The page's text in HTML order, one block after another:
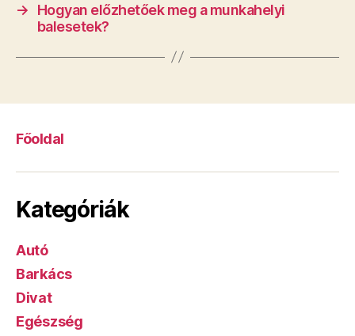
→
Hogyan előzhetőek meg a munkahelyi
balesetek?
Főoldal
Kategóriák
Autó
Barkács
Divat
Egészség